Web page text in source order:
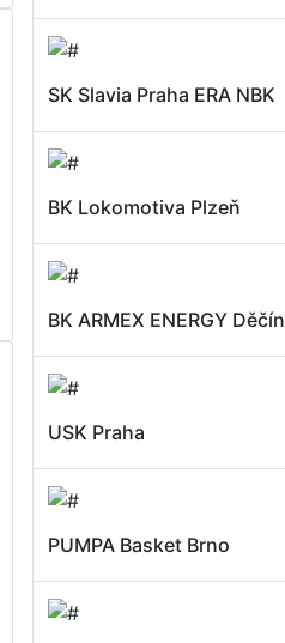
SK Slavia Praha ERA NBK
BK Lokomotiva Plzeň
BK ARMEX ENERGY Děčín
USK Praha
PUMPA Basket Brno